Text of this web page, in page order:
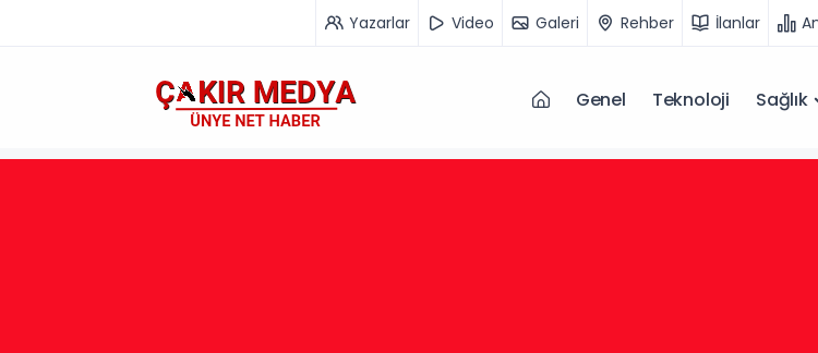
Yazarlar Video Galeri Rehber İlanlar
Genel Teknoloji Sağlık